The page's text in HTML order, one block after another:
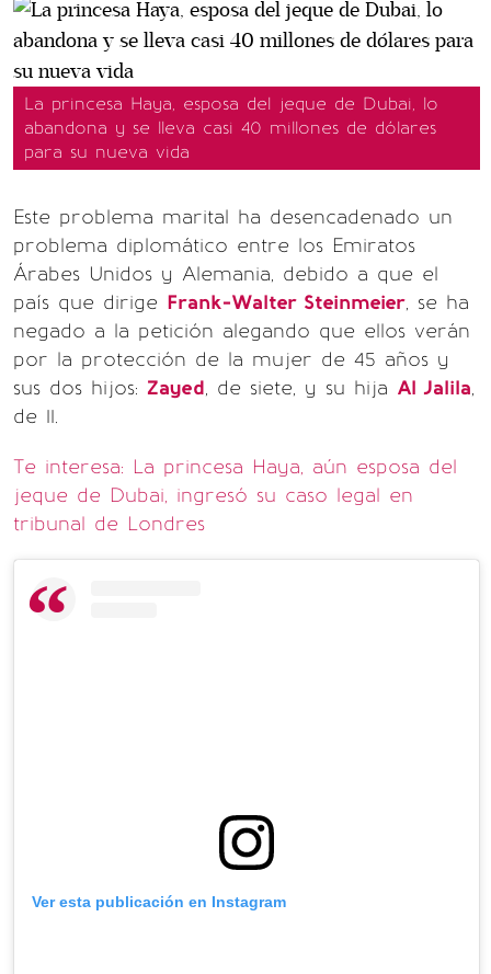
La princesa Haya, esposa del jeque de Dubai, lo
abandona y se lleva casi 40 millones de dólares
para su nueva vida
Este problema marital ha desencadenado un
problema diplomático entre los Emiratos
Árabes Unidos y Alemania, debido a que el
país que dirige Frank-Walter Steinmeier, se ha
negado a la petición alegando que ellos verán
por la protección de la mujer de 45 años y
sus dos hijos: Zayed, de siete, y su hija Al Jalila,
de 11.
Te interesa: La princesa Haya, aún esposa del
jeque de Dubai, ingresó su caso legal en
tribunal de Londres
Ver esta publicación en Instagram